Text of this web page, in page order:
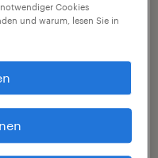
Cookies
und warum, lesen Sie in